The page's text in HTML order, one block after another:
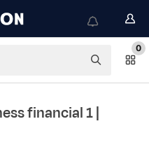
0
financial 1|